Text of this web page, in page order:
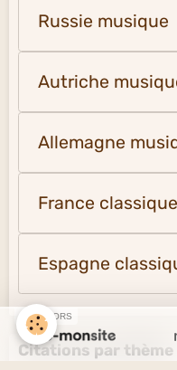
Russie musique
Autriche
Allemagne
France classique
Espagne
Citations par thème
SPONSORS